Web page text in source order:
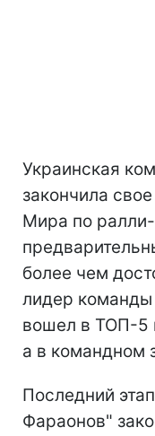
Украинская
закончила
Мира по
более чем
лидер
вошел в ТОП-5
а в командном
Последний
Фараонов"